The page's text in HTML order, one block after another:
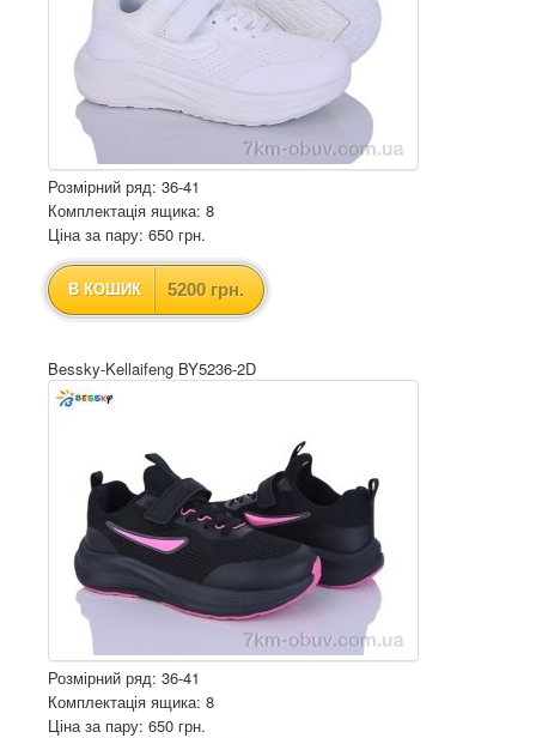
Розмірний ряд: 36-41
Комплектація ящика: 8
Ціна за пару: 650 грн.
В КОШИК 5200 грн.
Bessky-Kellaifeng BY5236-2D
Розмірний ряд: 36-41
Комплектація ящика: 8
Ціна за пару: 650 грн.